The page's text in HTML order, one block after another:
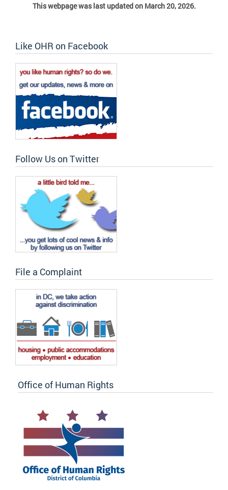
This webpage was last updated on March 20, 2026.
Like OHR on Facebook
Follow Us on Twitter
File a Complaint
Office of Human Rights